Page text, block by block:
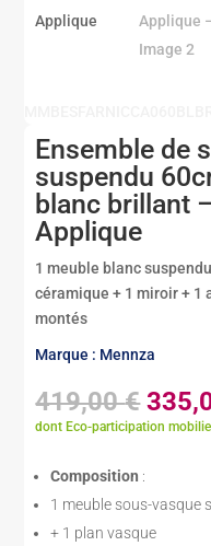
Ensemble de
suspendu
blanc brillant
Applique
1 meuble blanc
céramique + 1 miroir + 1
montés
Marque : Mennza
419,00€Le
prix
dont Eco-participation
Composition :
1 meuble sous-vasque
+ 1 plan vasque